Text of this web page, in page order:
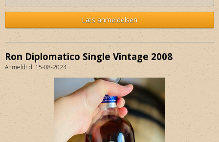
Læs anmeldelsen
Ron Diplomatico Single Vintage 2008
Anmeldt d. 15-08-2024